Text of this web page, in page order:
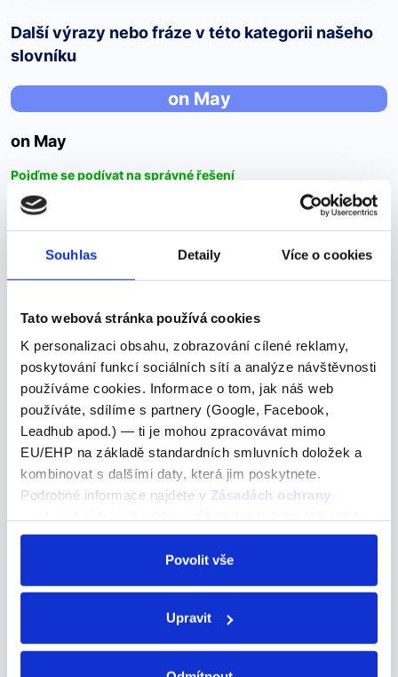
Souhlas Detaily Více o cookies
Tato webová stránka používá cookies
K personalizaci obsahu, zobrazování cílené reklamy,
poskytování funkcí sociálních sítí a analýze návštěvnosti
používáme cookies. Informace o tom, jak náš web
používáte, sdílíme s partnery (Google, Facebook,
Leadhub apod.) — ti je mohou zpracovávat mimo
EU/EHP na základě standardních smluvních doložek a
kombinovat s dalšími daty, která jim poskytnete.
Podrobné informace najdete v Zásadách ochrany
odvolat v nastavení cookies, případně se obrátit na
Povolit vše
Upravit
Další výrazy nebo fráze v této kategorii našeho
slovníku
on May
on May
Pojďme se podívat na správné řešení
Unfortunately, a fire damaged the original bridge on
May 23, 1970Bohužel požár poškodil původní most 23.
května 1970 A) in B) on C) at Správná odpověď je
“on” a to proto, že předložku “on”…
Jak se zlepšit v angličtině C1?
Jak se zlepšit v angličtině C1?
Zlepšování vašich dovedností angličtiny na úrovni C1
vyžaduje pokročilou znalost jazyka a schopnost používat ho
plynule a efektivně v široké škále situací.
Zlepšování vašich dovedností angličtiny na úrovni C1
vyžaduje pokročilou znalost jazyka a schopnost
Připravili jsme si pro vás článek, jak se…
Úroveň angličtiny B1